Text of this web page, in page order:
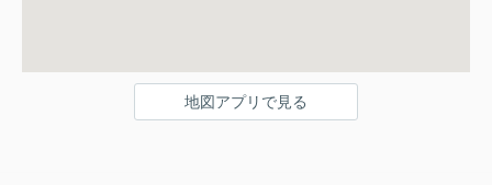
地図アプリで見る